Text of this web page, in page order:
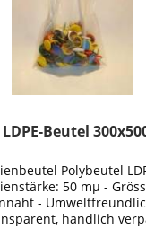
Beutel
Polybeutel
50 mµ -
-
handlich